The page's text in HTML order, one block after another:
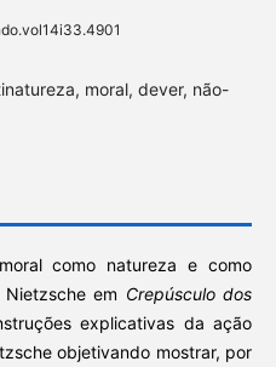
moral, dever, não-
como natureza e como
em Crepúsculo dos
explicativas da ação
objetivando mostrar, por